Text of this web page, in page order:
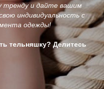
тренду и дайте вашим
индивидуальность с
одежды!
тельняшку? Делитесь